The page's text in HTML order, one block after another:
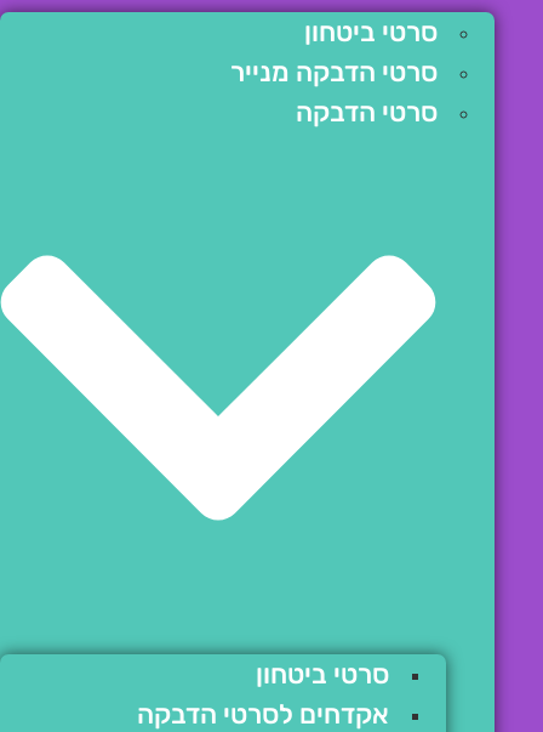
סרטי ביטחון
סרטי הדבקה מנייר
סרטי הדבקה
סרטי ביטחון
אקדחים לסרטי הדבקה